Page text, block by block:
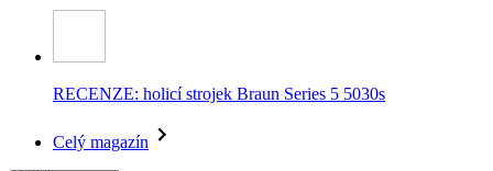
RECENZE: holicí strojek Braun Series 5 5030s
Celý magazín